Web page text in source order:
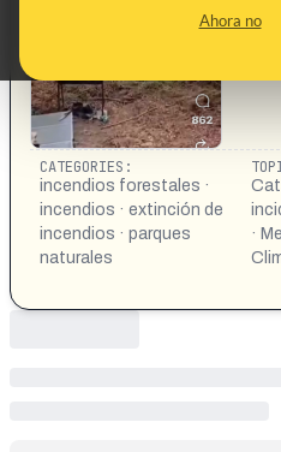
Ahora no
Imágenes de barbacoas
de España mientras el país
CATEGORIES:
incendios forestales ·
incendios · extinción de
incendios · parques
naturales
·